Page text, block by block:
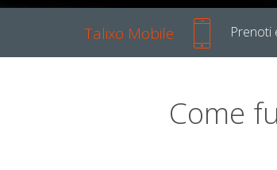
Talixo Mobile Prenoti
Come